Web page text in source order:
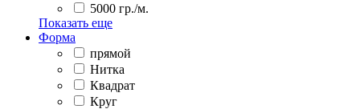
5000 гр./м.
Показать еще
Форма
прямой
Нитка
Квадрат
Круг